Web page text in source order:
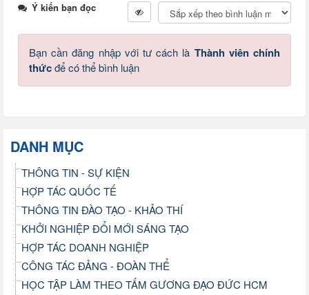
Ý kiến bạn đọc
Bạn cần đăng nhập với tư cách là Thành viên chính
thứcđể có thể bình luận
DANH MỤC
THÔNG TIN - SỰ KIỆN
HỢP TÁC QUỐC TẾ
THÔNG TIN ĐÀO TẠO - KHẢO THÍ
KHỞI NGHIỆP ĐỔI MỚI SÁNG TẠO
HỢP TÁC DOANH NGHIỆP
CÔNG TÁC ĐẢNG - ĐOÀN THỂ
HỌC TẬP LÀM THEO TẤM GƯƠNG ĐẠO ĐỨC HCM